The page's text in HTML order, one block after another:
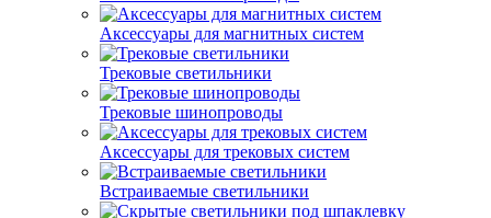
Аксессуары для магнитных систем
Трековые светильники
Трековые шинопроводы
Аксессуары для трековых систем
Встраиваемые светильники